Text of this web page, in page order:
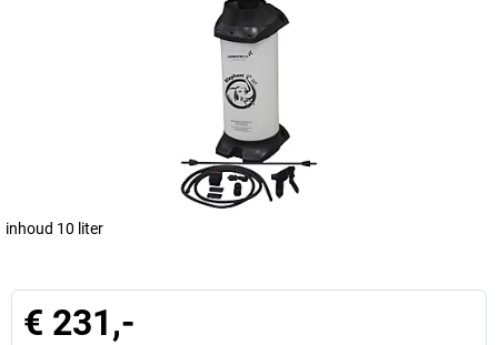
inhoud 10 liter
€ 231,-